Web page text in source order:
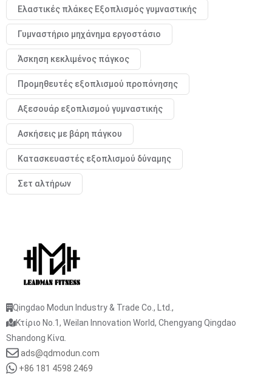
Ελαστικές πλάκες Εξοπλισμός γυμναστικής
Γυμναστήριο μηχάνημα εργοστάσιο
Άσκηση κεκλιμένος πάγκος
Προμηθευτές εξοπλισμού προπόνησης
Αξεσουάρ εξοπλισμού γυμναστικής
Ασκήσεις με βάρη πάγκου
Κατασκευαστές εξοπλισμού δύναμης
Σετ αλτήρων
Qingdao Modun Industry & Trade Co., Ltd.,
Κτίριο No.1, Weilan Innovation World, Chengyang Qingdao
Shandong Κίνα.
ads@qdmodun.com
+86 181 4598 2469